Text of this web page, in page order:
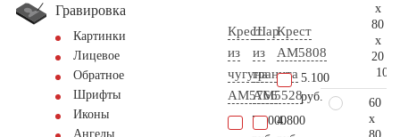
Гравировка
Картинки
Лицевое
Обратное
Шрифты
Иконы
Ангелы
Крест
из
чугуна
AM5766
77.000
Шар
из
гранита
AM5528
4.800
Крест
AM5808
5.100
руб.
x
80
x
20
60
x